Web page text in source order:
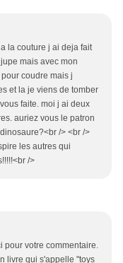
la couture j ai deja fait
mais avec mon
coudre mais j
et la je viens de tomber
faite. moi j ai deux
auriez vous le patron
/> <br />
les autres qui
/>
pour votre commentaire.
livre qui s'appelle "toys